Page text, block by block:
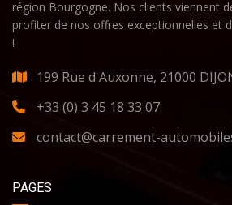
région Bourgogne. Nos clients viennent
profiter de nos offres exceptionnelles et
!
199 Rue d'Auxonne, 21000
+33 (0) 3 45 18 33 07
contact@carrement-
PAGES